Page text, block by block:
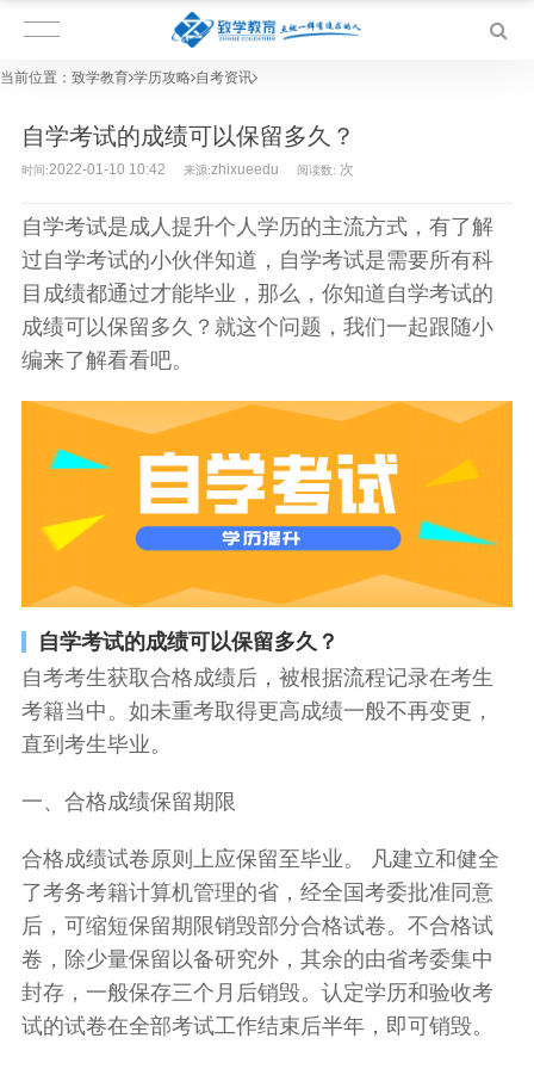
当前位置： 致学教育 学历攻略 自考资讯
自学考试的成绩可以保留多久？
时间:2022-01-10 10:42 来源:zhixueedu 阅读数: 次
自学考试是成人提升个人学历的主流方式，有了解
过自学考试的小伙伴知道，自学考试是需要所有科
目成绩都通过才能毕业，那么，你知道自学考试的
成绩可以保留多久？就这个问题，我们一起跟随小
编来了解看看吧。
自学考试的成绩可以保留多久？
自考考生获取合格成绩后，被根据流程记录在考生
考籍当中。如未重考取得更高成绩一般不再变更，
直到考生毕业。
一、合格成绩保留期限
合格成绩试卷原则上应保留至毕业。 凡建立和健全
了考务考籍计算机管理的省，经全国考委批准同意
后，可缩短保留期限销毁部分合格试卷。不合格试
卷，除少量保留以备研究外，其余的由省考委集中
封存，一般保存三个月后销毁。认定学历和验收考
试的试卷在全部考试工作结束后半年，即可销毁。